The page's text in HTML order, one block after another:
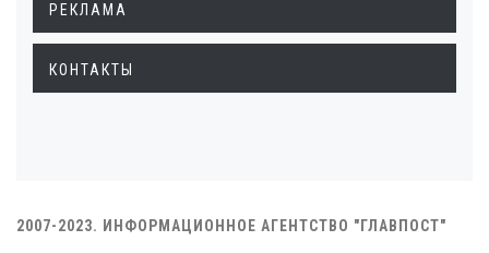
РЕКЛАМА
КОНТАКТЫ
2007-2023. ИНФОРМАЦИОННОЕ АГЕНТСТВО "ГЛАВПОСТ"